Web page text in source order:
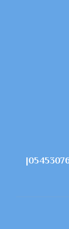
شركة تنظيف فلل في العين |0545307678|